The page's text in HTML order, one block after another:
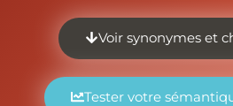
Voir synonymes et
Tester votre